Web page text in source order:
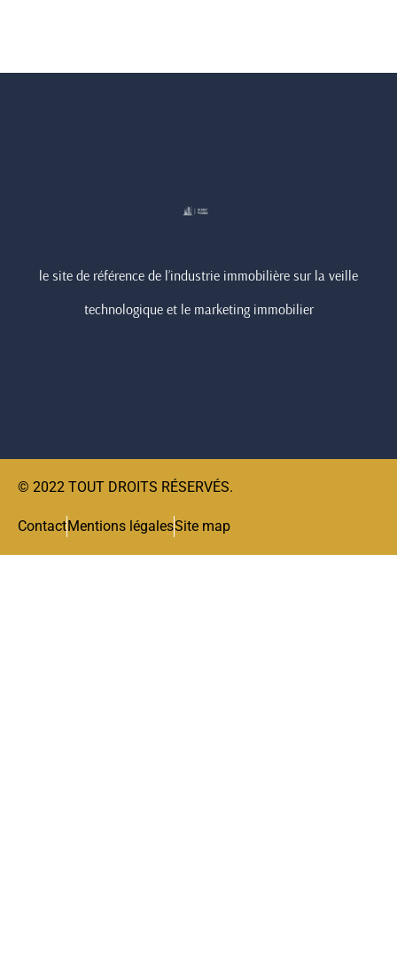
le site de référence de l’industrie immobilière sur la veille
technologique et le marketing immobilier
© 2022 TOUT DROITS RÉSERVÉS.
ContactMentions légalesSite map